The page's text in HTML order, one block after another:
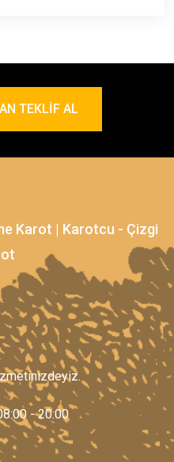
TEKLIF AL
Karot | Karotcu - Çizgi
- 20:00